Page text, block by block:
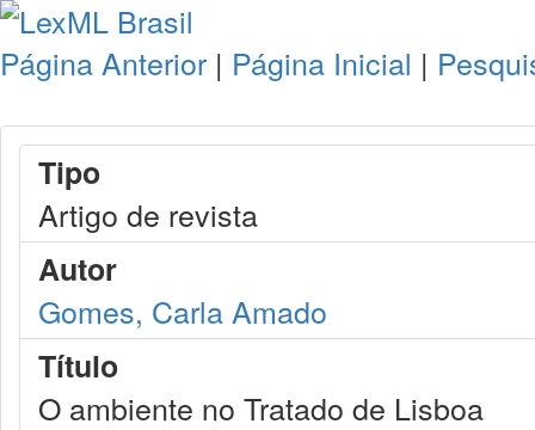
Página Anterior | Página Inicial |
Tipo
Artigo de revista
Autor
Gomes, Carla Amado
Título
O ambiente no Tratado de Lisboa